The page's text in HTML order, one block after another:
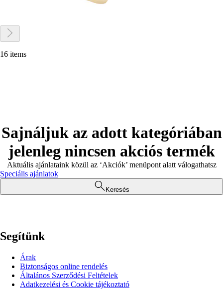
16 items
Sajnáljuk az adott kategóriában
jelenleg nincsen akciós termék
Aktuális ajánlataink közül az ‘Akciók’ menüpont alatt válogathatsz
Speciális ajánlatok
Keresés
Segítünk
Árak
Biztonságos online rendelés
Általános Szerződési Feltételek
Adatkezelési és Cookie tájékoztató